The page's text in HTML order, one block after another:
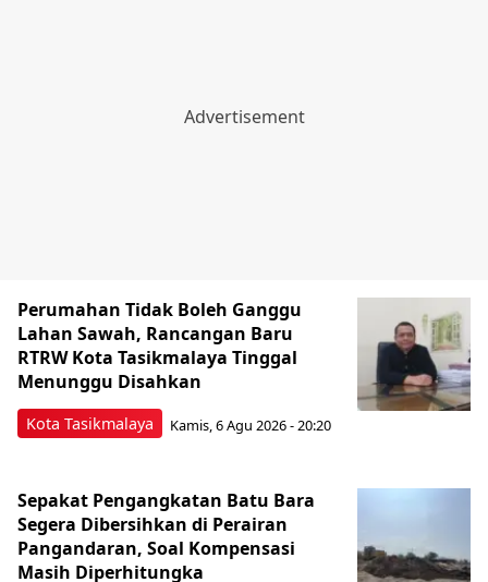
Kota Tasikmalaya
Perumahan Tidak Boleh Ganggu
Lahan Sawah, Rancangan Baru
RTRW Kota Tasikmalaya Tinggal
Menunggu Disahkan
Kamis, 6 Agu 2026 - 20:20
Sepakat Pengangkatan Batu Bara
Segera Dibersihkan di Perairan
Pangandaran, Soal Kompensasi
Masih Diperhitungka